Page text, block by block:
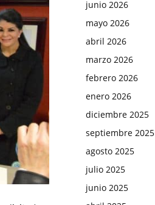
junio 2026
mayo 2026
abril 2026
marzo 2026
febrero 2026
enero 2026
diciembre 2025
septiembre 2025
agosto 2025
julio 2025
junio 2025